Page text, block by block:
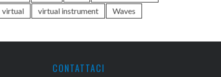
virtual
virtual instrument Waves
CONTATTACI